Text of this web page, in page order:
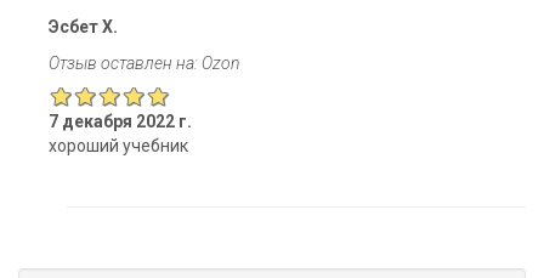
Эсбет Х.
Отзыв оставлен на: Ozon
7 декабря 2022 г.
хороший учебник